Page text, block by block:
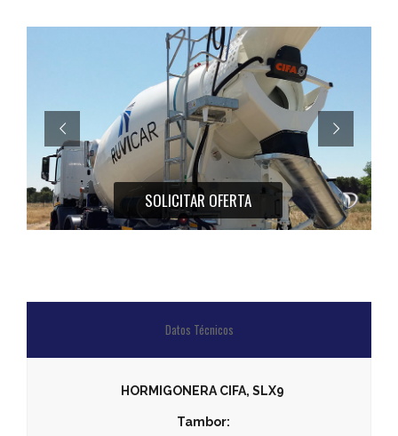
SOLICITAR OFERTA
Datos Técnicos
HORMIGONERA CIFA, SLX9
Tambor: